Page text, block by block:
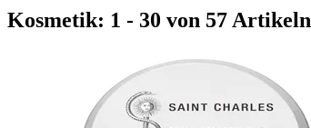
Kosmetik: 1 - 30 von 57 Artikeln